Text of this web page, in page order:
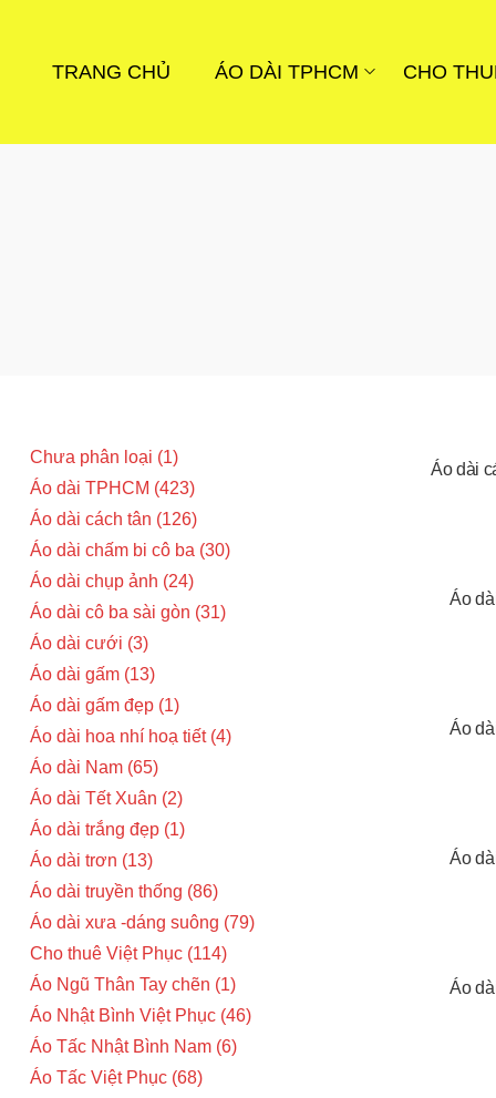
TRANG CHỦ ÁO DÀI TPHCM CHO
Chưa phân loại 1
Áo dài TPHCM
423
Áo dài cách tân 126
Áo dài chấm bi cô ba 30
Áo dài chụp ảnh 24
Áo dài cô ba sài gòn 31
Áo dài cưới 3
Áo dài gấm 13
Áo dài gấm đẹp 1
Áo dài hoa nhí hoạ tiết 4
Áo dài Nam 65
Áo dài Tết Xuân 2
Áo dài trắng đẹp 1
Áo dài trơn 13
Áo dài truyền thống 86
Áo dài xưa -dáng suông 79
Cho thuê Việt Phục 114
Áo Ngũ Thân Tay chẽn 1
Áo Nhật Bình Việt Phục 46
Áo Tấc Nhật Bình Nam 6
Áo Tấc Việt Phục 68
Áo dài
Áo
Áo
Áo
Áo